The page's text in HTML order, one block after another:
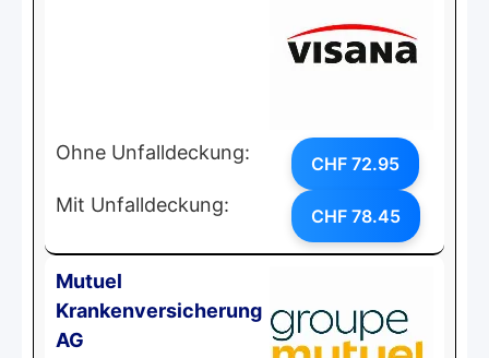
Ohne Unfalldeckung: CHF 72.95
Mit Unfalldeckung: CHF 78.45
Mutuel
Krankenversicherung
AG